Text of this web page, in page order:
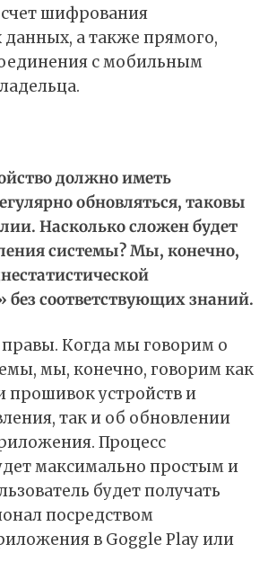
шифрования
а также прямого,
с мобильным
должно иметь
обновляться, таковы
Насколько сложен будет
системы? Мы, конечно,
без соответствующих знаний.
Когда мы говорим о
мы, конечно, говорим как
прошивок устройств и
так и об обновлении
Процесс
максимально простым и
будет получать
посредством
в Goggle Play или